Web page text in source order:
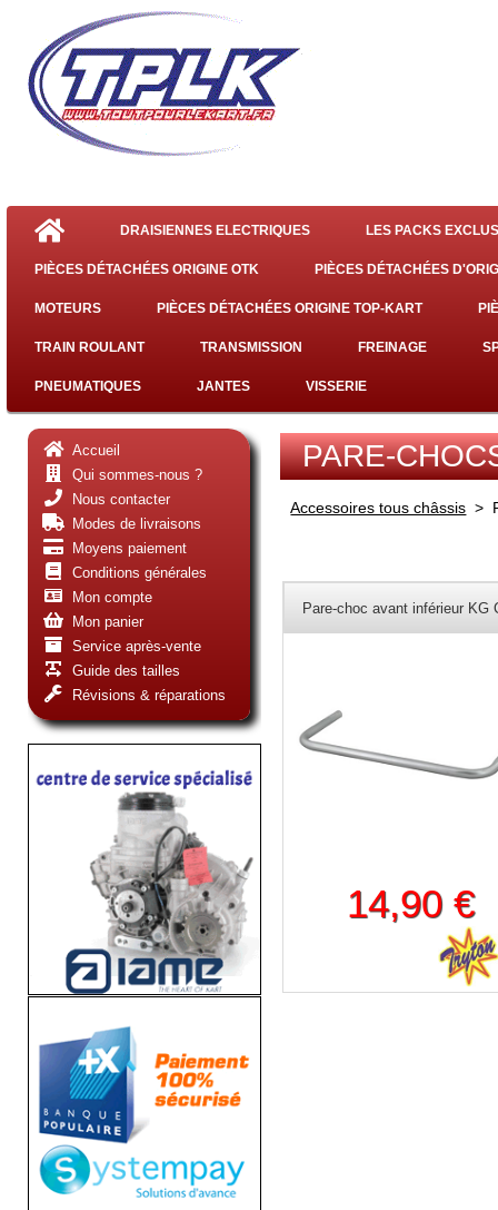
DRAISIENNES ELECTRIQUES LES PACKS
PIÈCES DÉTACHÉES ORIGINE OTK PIÈCES DÉTACHÉES
MOTEURS PIÈCES DÉTACHÉES ORIGINE TOP-KART
TRAIN ROULANT TRANSMISSION FREINAGE
PNEUMATIQUES JANTES VISSERIE
Accueil
Qui sommes-nous ?
Nous contacter
Modes de livraisons
Moyens paiement
Conditions générales
Mon compte
Mon panier
Service après-vente
Guide des tailles
Révisions & réparations
PARE-
Accessoires tous châssis >
Pare-choc avant inférieur KG
14,90 €